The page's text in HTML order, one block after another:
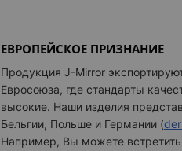
ЕВРОПЕЙСКОЕ ПРИЗНАНИЕ
Продукция J-Mirror
Евросоюза, где стандарты
высокие. Наши изделия
Бельгии, Польше и Германии (
Например, Вы можете